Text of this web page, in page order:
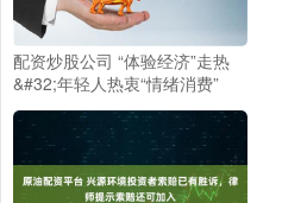
配资炒股公司 “体验经济”走热
&#32;年轻人热衷“情绪消费”